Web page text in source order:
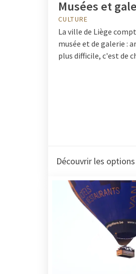
Musées et
CULTURE
La ville de Liège
musée et de galerie :
plus difficile, c'est de
Découvrir les options